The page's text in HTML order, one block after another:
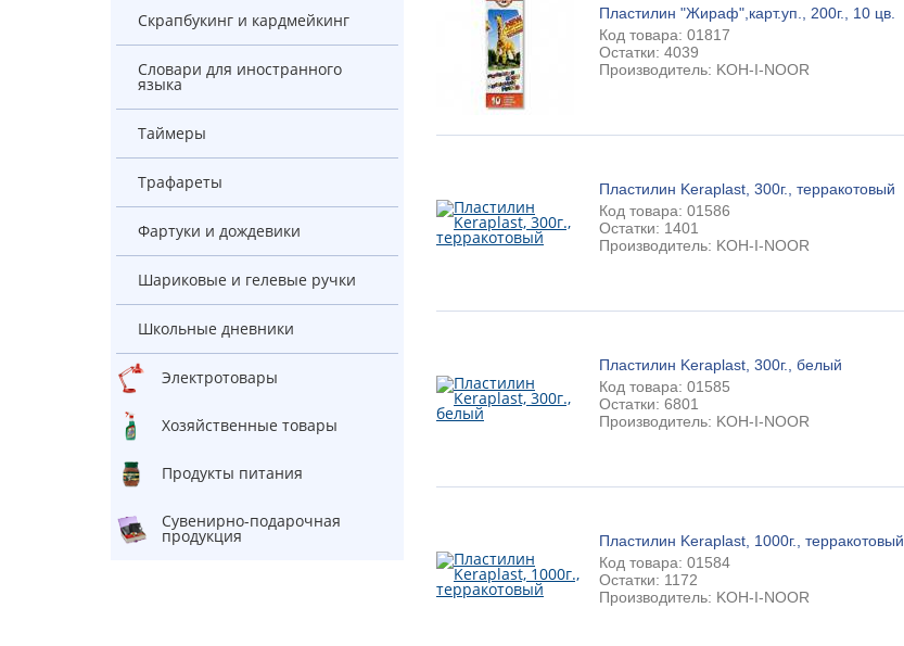
Скрапбукинг и кардмейкинг
Словари для иностранного
языка
Таймеры
Трафареты
Фартуки и дождевики
Шариковые и гелевые ручки
Школьные дневники
Электротовары
Хозяйственные товары
Продукты питания
Сувенирно-подарочная
продукция
Пластилин "Жираф",карт.уп., 200г., 10 цв.
Код товара: 01817
Остатки: 4039
Производитель: KOH-I-NOOR
Пластилин Keraplast, 300г., терракотовый
Код товара: 01586
Остатки: 1401
Производитель: KOH-I-NOOR
Пластилин Keraplast, 300г., белый
Код товара: 01585
Остатки: 6801
Производитель: KOH-I-NOOR
Пластилин Keraplast, 1000г., терракотовый
Код товара: 01584
Остатки: 1172
Производитель: KOH-I-NOOR